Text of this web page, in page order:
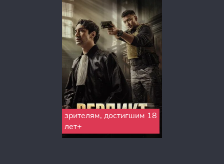
зрителям, достигшим 18
лет+